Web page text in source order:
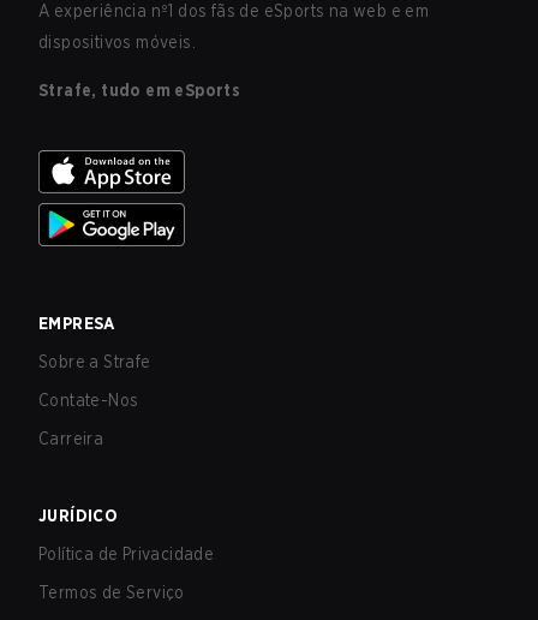
A experiência nº1 dos fãs de eSports na web e em
dispositivos móveis.
Strafe, tudo em eSports
EMPRESA
Sobre a Strafe
Contate-Nos
Carreira
JURÍDICO
Política de Privacidade
Termos de Serviço